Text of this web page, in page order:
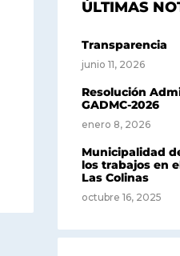
ÚLTIMAS
Transparencia
junio 11, 2026
Resolución
GADMC-2026
enero 8, 2026
Municipalidad
los trabajos en
Las Colinas
octubre 16, 2025